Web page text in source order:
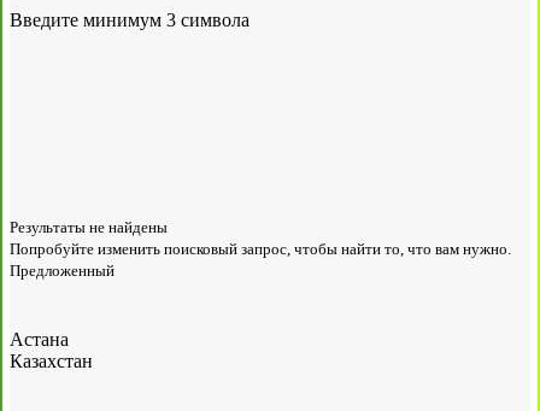
Введите минимум 3 символа
Результаты не найдены
Попробуйте изменить поисковый запрос, чтобы найти то, что вам нужно.
Предложенный
Астана
Казахстан